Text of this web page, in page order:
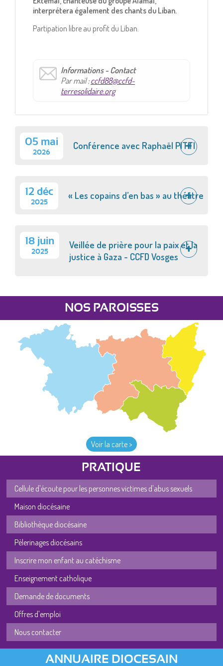
interprétera également des chants du Liban.
Partipation libre au profit du Liban.
Informations - Contact
Par mail :ccfd88@ccfd-
terresolidaire.org
05 mai
2026
Conférence avec Raphaël PITTI
12 déc
2025
« Les copains d’en bas » au théâtre
18 juin
2025
Veillée de prière pour la paix et la
justice à Gaza - CCFD Vosges
NOS PAROISSES
Voir la carte >
PRATIQUE
Cellule d'écoute pour les personnes victimes d'abus sexuels
Maison diocésaine
Bibliothèque diocésaine
Pèlerinages diocésains
Inscrire mon enfant au catéchisme
Enseignement catholique
Demande de documents
Offres d'emploi
Nous contacter
ANNUAIRE DIOCESAIN